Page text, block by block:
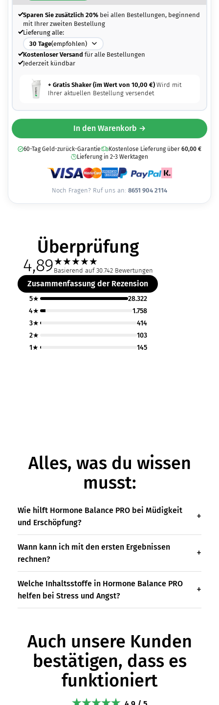
Sparen Sie zusätzlich 20%bei allen Bestellungen, beginnend
mit Ihrer zweiten Bestellung
Lieferung alle:
30 Tage(empfohlen)
Kostenloser Versand für alle Bestellungen
Jederzeit kündbar
+ Gratis Shaker (im Wert von 10,00 €) Wird mit
Ihrer aktuellen Bestellung versendet
In den Warenkorb →
60-Tag Geld-zurück-Garantie Kostenlose Lieferung über 60,00 €
Lieferung in 2-3 Werktagen
Noch Fragen? Ruf uns an: 8651 904 2114
Überprüfung
4,89★★★★★
Basierend auf 30.742 Bewertungen
Zusammenfassung der Rezension
5★
28.322
4★
1.758
3★
414
2★
103
1★
145
Alles, was du wissen
musst:
Wie hilft Hormone Balance PRO bei Müdigkeit
und Erschöpfung?
Wann kann ich mit den ersten Ergebnissen
rechnen?
Welche Inhaltsstoffe in Hormone Balance PRO
helfen bei Stress und Angst?
Auch unsere Kunden
bestätigen, dass es
funktioniert